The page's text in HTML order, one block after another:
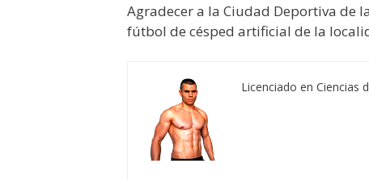
Agradecer a la Ciudad Deportiva de
fútbol de césped artificial de la
Licenciado en Ciencias